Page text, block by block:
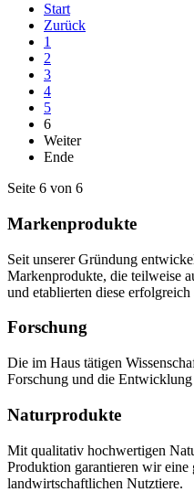
Start
Zurück
1
2
3
4
5
6
Weiter
Ende
Seite 6 von 6
Markenprodukte
Seit unserer Gründung
Markenprodukte, die teilweise
und etablierten diese
Forschung
Die im Haus tätigen
Forschung und die Entwicklung
Naturprodukte
Mit qualitativ hochwertigen
Produktion garantieren wir eine
landwirtschaftlichen Nutztiere.